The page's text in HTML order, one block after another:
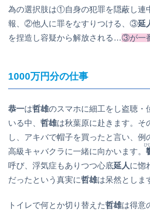
為の選択肢は①自身の犯罪を隠蔽し連
報、②他人に罪をなすりつける、③延
を捏造し容疑から解放される…③が一
1000万円分の仕事
恭一は哲雄のスマホに細工をし盗聴・
いる中、 哲雄は秋葉原に赴きます。そ
し、アキバで帽子を買ったと言い、例
高級キャバクラに一緒に向かいます。
ひ
呼び、浮気症もありつつ心底延人に惚
だったという真実に哲雄は呆然としま
トイレで何とか切り替えた哲雄は得意